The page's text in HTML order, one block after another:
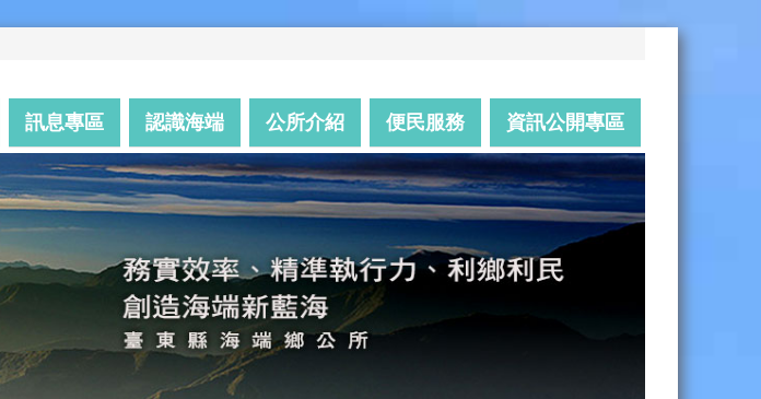
訊息專區 認識海端 公所介紹 便民服務 資訊公開專區